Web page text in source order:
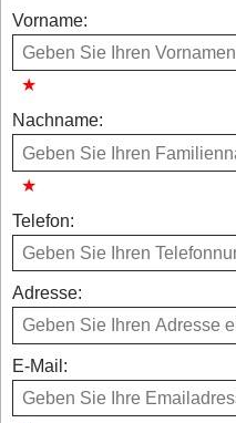
Vorname:
Nachname:
Telefon:
Adresse:
E-Mail: